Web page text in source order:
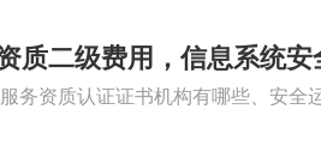
质二级费用，信息系统安
务资质认证证书机构有哪些、安全
服务资质哪家便宜、安全运维服务资